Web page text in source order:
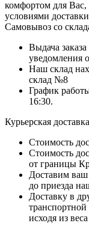
комфортом для Вас,
условиями
Самовывоз со
Выдача
уведомления
Наш склад
склад №8
График
16:30.
Курьерская доставка
Стоимость
Стоимость
от границы
Доставим ваш
до приезда
Доставку в
транспортной
исходя из